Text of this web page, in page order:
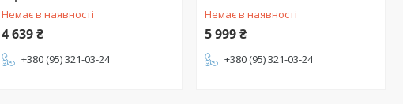
Немає в наявності
4 639 ₴
+380 (95) 321-03-24
Немає в наявності
5 999 ₴
+380 (95) 321-03-24